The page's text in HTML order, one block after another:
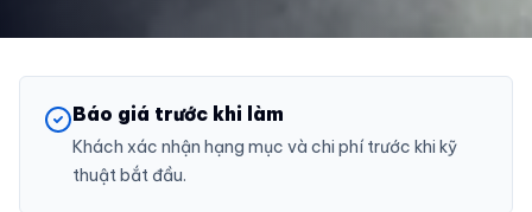
Báo giá trước khi làm
Khách xác nhận hạng mục và chi phí trước khi kỹ
thuật bắt đầu.